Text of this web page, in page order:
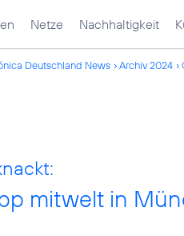
Netze Nachhaltigkeit
Deutschland News Archiv 2024
mitwelt in